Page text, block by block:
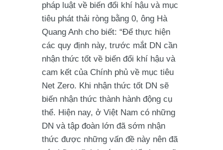
pháp luật về biến đổi khí hậu và mục
tiêu phát thải ròng bằng 0, ông Hà
Quang Anh cho biết: “Để thực hiện
các quy định này, trước mắt DN cần
nhận thức tốt về biến đổi khí hậu và
cam kết của Chính phủ về mục tiêu
Net Zero. Khi nhận thức tốt DN sẽ
biến nhận thức thành hành động cụ
thể. Hiện nay, ở Việt Nam có những
DN và tập đoàn lớn đã sớm nhận
thức được những vấn đề này nên đã